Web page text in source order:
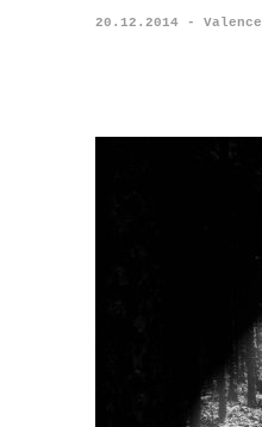
20.12.2014 - Valence